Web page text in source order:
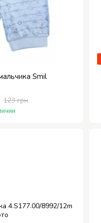
Smil
123 грн